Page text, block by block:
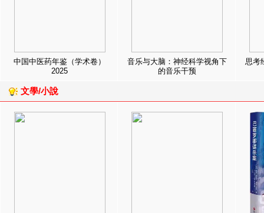
中国中医药年鉴（学术卷）
2025
音乐与大脑：神经科学视角下
的音乐干预
思考
文學/小說